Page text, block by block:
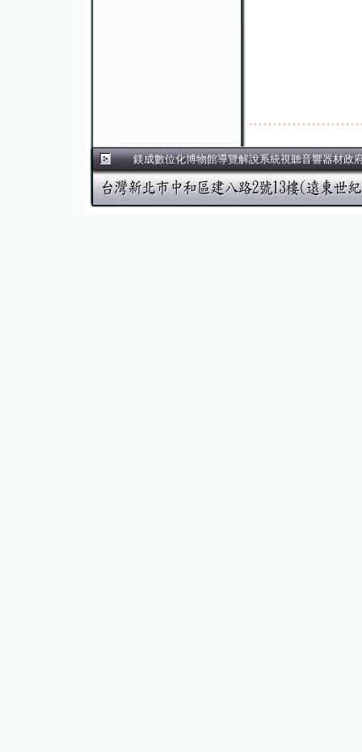
鎂成數位化博物館導覽解說系統視聽音響器材政